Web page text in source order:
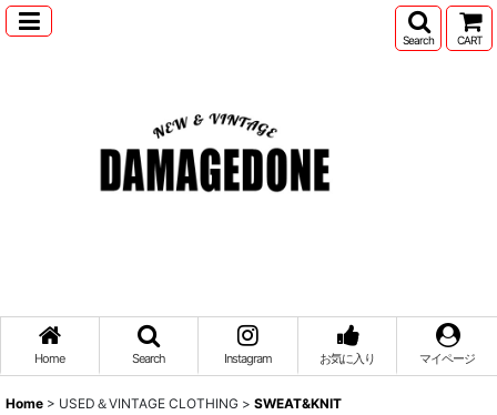
Search CART
Home Search Instagram お気に入り マイページ
Home > USED＆VINTAGE CLOTHING > SWEAT&KNIT